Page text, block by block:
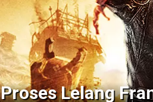
Proses Lelang